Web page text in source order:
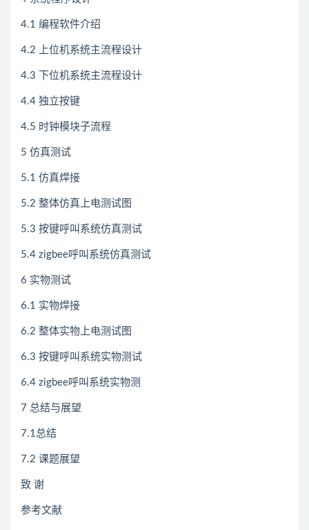
4.1 编程软件介绍
4.2 上位机系统主流程设计
4.3 下位机系统主流程设计
4.4 独立按键
4.5 时钟模块子流程
5 仿真测试
5.1 仿真焊接
5.2 整体仿真上电测试图
5.3 按键呼叫系统仿真测试
5.4 zigbee呼叫系统仿真测试
6 实物测试
6.1 实物焊接
6.2 整体实物上电测试图
6.3 按键呼叫系统实物测试
6.4 zigbee呼叫系统实物测
7 总结与展望
7.1总结
7.2 课题展望
致 谢
参考文献